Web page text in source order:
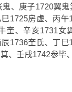
、庚子1720翼
1725房虚、丙
奎、辛亥1731女
1736奎氐、丁
、壬戌1742参毕